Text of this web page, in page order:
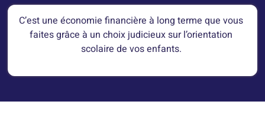
C’est une économie financière à long terme que vous
faites grâce à un choix judicieux sur l’orientation
scolaire de vos enfants.